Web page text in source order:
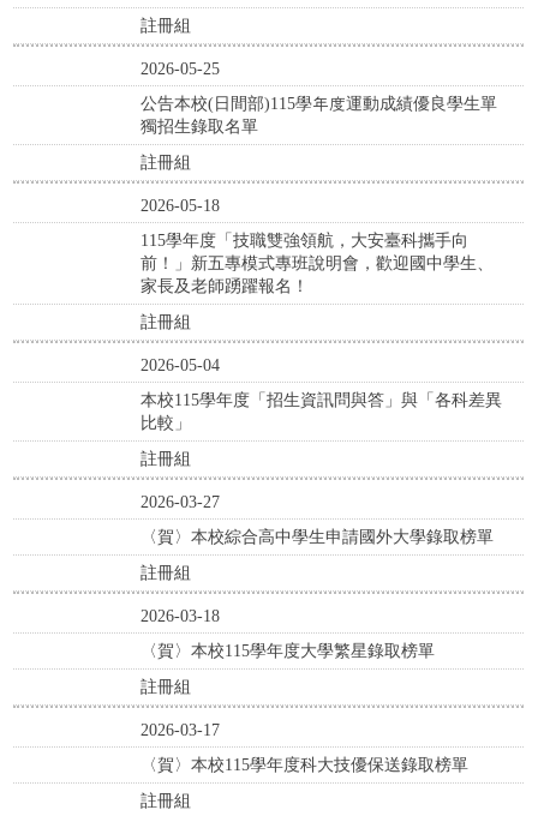
註冊組
2026-05-25
公告本校(日間部)115學年度運動成績優良學生單
獨招生錄取名單
註冊組
2026-05-18
115學年度「技職雙強領航，大安臺科攜手向
前！」新五專模式專班說明會，歡迎國中學生、
家長及老師踴躍報名！
註冊組
2026-05-04
本校115學年度「招生資訊問與答」與「各科差異
比較」
註冊組
2026-03-27
〈賀〉本校綜合高中學生申請國外大學錄取榜單
註冊組
2026-03-18
〈賀〉本校115學年度大學繁星錄取榜單
註冊組
2026-03-17
〈賀〉本校115學年度科大技優保送錄取榜單
註冊組